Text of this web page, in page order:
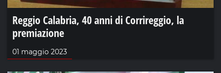
Reggio Calabria, 40 anni di Corrireggio, la
premiazione
01 maggio 2023